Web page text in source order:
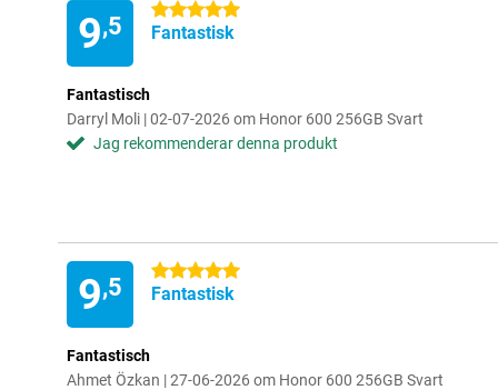
9,5
5 stjärnor
Fantastisk
Fantastisch
Darryl Moli | 02-07-2026 om Honor 600 256GB Svart
Jag rekommenderar denna produkt
9,5
5 stjärnor
Fantastisk
Fantastisch
Ahmet Özkan | 27-06-2026 om Honor 600 256GB Svart